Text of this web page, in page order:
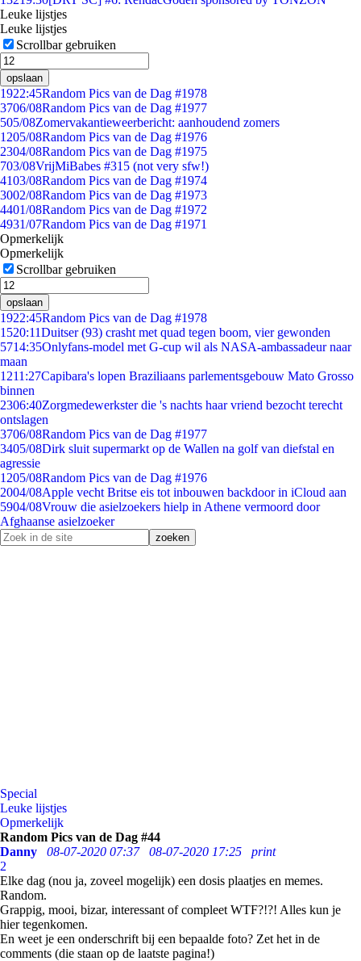
Leuke lijstjes
Leuke lijstjes
Scrollbar gebruiken
opslaan
1922:45Random Pics van de Dag #1978
3706/08Random Pics van de Dag #1977
505/08Zomervakantieweerbericht: aanhoudend zomers
1205/08Random Pics van de Dag #1976
2304/08Random Pics van de Dag #1975
703/08VrijMiBabes #315 (not very sfw!)
4103/08Random Pics van de Dag #1974
3002/08Random Pics van de Dag #1973
4401/08Random Pics van de Dag #1972
4931/07Random Pics van de Dag #1971
Opmerkelijk
Opmerkelijk
Scrollbar gebruiken
opslaan
1922:45Random Pics van de Dag #1978
1520:11Duitser (93) crasht met quad tegen boom, vier gewonden
5714:35Onlyfans-model met G-cup wil als NASA-ambassadeur naar
maan
1211:27Capibara's lopen Braziliaans parlementsgebouw Mato Grosso
binnen
2306:40Zorgmedewerkster die 's nachts haar vriend bezocht terecht
ontslagen
3706/08Random Pics van de Dag #1977
3405/08Dirk sluit supermarkt op de Wallen na golf van diefstal en
agressie
1205/08Random Pics van de Dag #1976
2004/08Apple vecht Britse eis tot inbouwen backdoor in iCloud aan
5904/08Vrouw die asielzoekers hielp in Athene vermoord door
Afghaanse asielzoeker
Special
Leuke lijstjes
Opmerkelijk
Random Pics van de Dag #44
Danny
08-07-2020 07:37 08-07-2020 17:25
print
2
Elke dag (nou ja, zoveel mogelijk) een dosis plaatjes en memes.
Random.
Grappig, mooi, bizar, interessant of compleet WTF?!?! Alles kun je
hier tegenkomen.
En weet je een onderschrift bij een bepaalde foto? Zet het in de
comments (die staan op de laatste pagina!)